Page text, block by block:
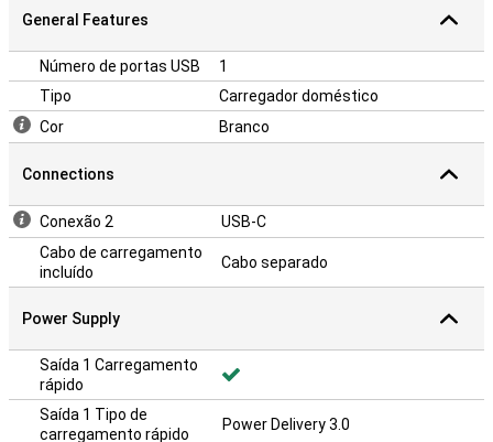
General Features
Número de portas USB
1
Tipo
Carregador doméstico
Cor
Branco
Connections
Conexão 2
USB-C
Cabo de carregamento
incluído
Cabo separado
Power Supply
Saída 1 Carregamento
rápido
Saída 1 Tipo de
carregamento rápido
Power Delivery 3.0